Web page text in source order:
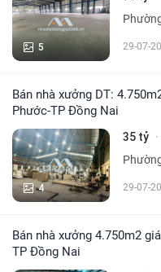
5 29-07-
Bán nhà xưởng DT: 4.750m2 giá chỉ 35 tỷ. gần KCN Tam
Phước-TP Đồng Nai
4
35 tỷ ·
29-07-
Bán nhà xưởng 4.750m2 giá rẻ chỉ 35 tỷ. gần KCN Tam Phước-
TP Đồng Nai